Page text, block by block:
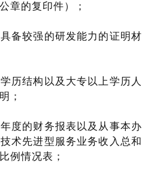
章的复印件）；
备较强的研发能力的证明材
历结构以及大专以上学历人
；
度的财务报表以及从事本办
术先进型服务业务收入总和
例情况表；